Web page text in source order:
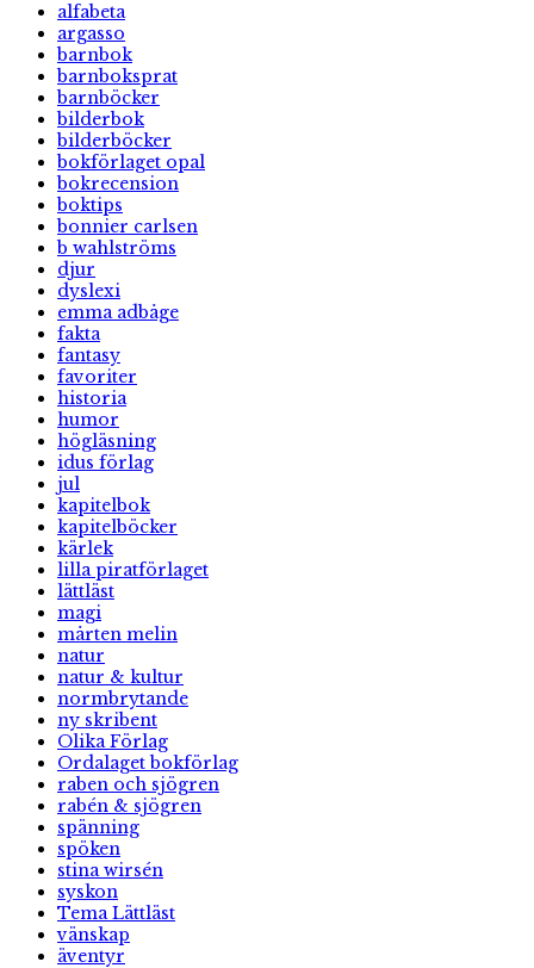
alfabeta
argasso
barnbok
barnboksprat
barnböcker
bilderbok
bilderböcker
bokförlaget opal
bokrecension
boktips
bonnier carlsen
b wahlströms
djur
dyslexi
emma adbåge
fakta
fantasy
favoriter
historia
humor
högläsning
idus förlag
jul
kapitelbok
kapitelböcker
kärlek
lilla piratförlaget
lättläst
magi
mårten melin
natur
natur & kultur
normbrytande
ny skribent
Olika Förlag
Ordalaget bokförlag
raben och sjögren
rabén & sjögren
spänning
spöken
stina wirsén
syskon
Tema Lättläst
vänskap
äventyr